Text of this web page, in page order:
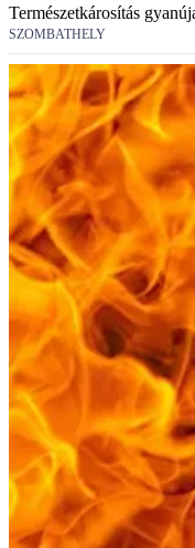
Természetkárosítás
SZOMBATHELY